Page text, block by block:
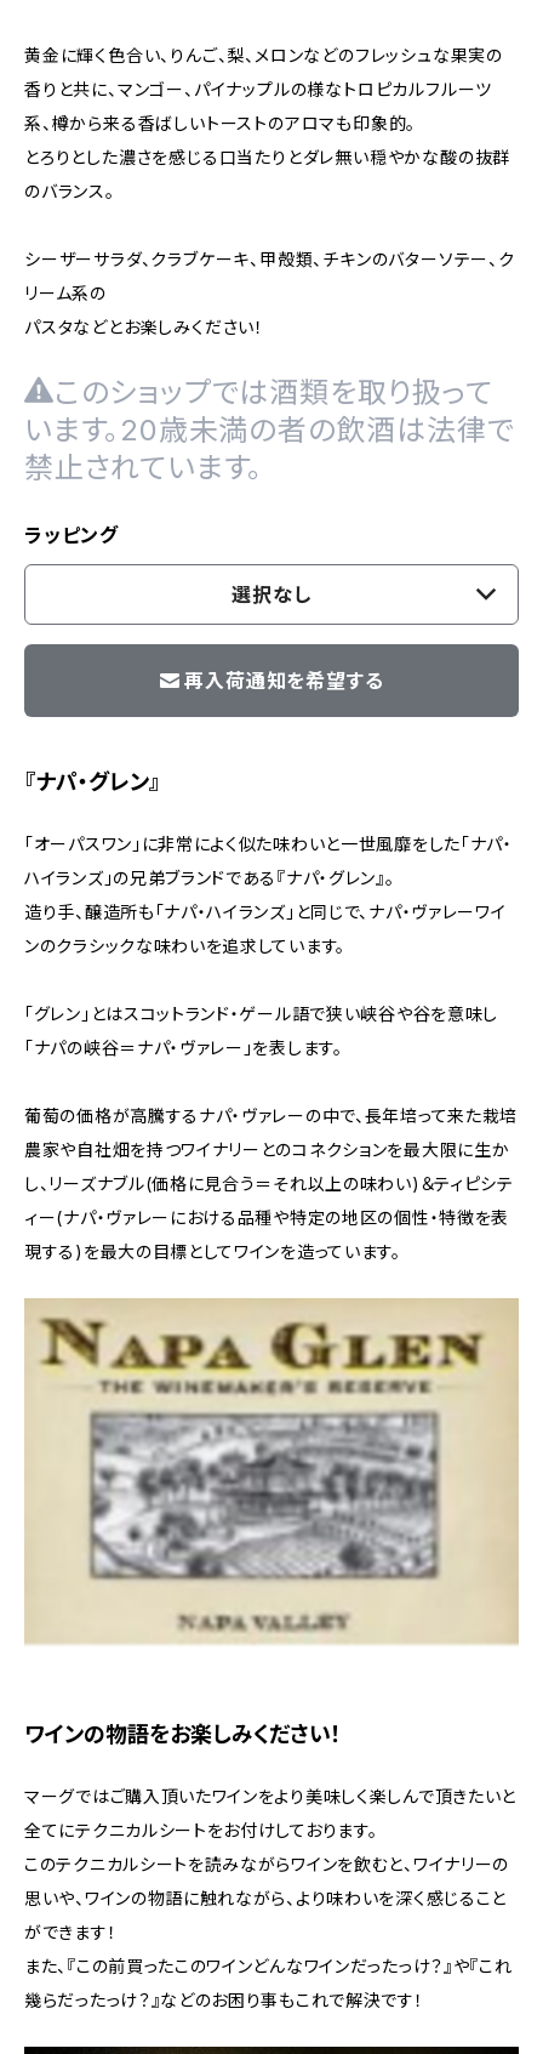
黄金に輝く色合い、りんご、梨、メロンなどのフレッシュな果実の
香りと共に、マンゴー、パイナップルの様なトロピカルフルーツ
系、樽から来る香ばしいトーストのアロマも印象的。
とろりとした濃さを感じる口当たりとダレ無い穏やかな酸の抜群
のバランス。
シーザーサラダ、クラブケーキ、甲殻類、チキンのバターソテー、ク
リーム系の
パスタなどとお楽しみください！
このショップでは酒類を取り扱って
います。20歳未満の者の飲酒は法律で
禁止されています。
ラッピング
選択なし
再入荷通知を希望する
『ナパ・グレン』
「オーパスワン」に非常によく似た味わいと一世風靡をした「ナパ・
ハイランズ」の兄弟ブランドである『ナパ・グレン』。
造り手、醸造所も「ナパ・ハイランズ」と同じで、ナパ・ヴァレーワイ
ンのクラシックな味わいを追求しています。
「グレン」とはスコットランド・ゲール語で狭い峡谷や谷を意味し
「ナパの峡谷＝ナパ・ヴァレー」を表します。
葡萄の価格が高騰するナパ・ヴァレーの中で、長年培って来た栽培
農家や自社畑を持つワイナリーとのコネクションを最大限に生か
し、リーズナブル(価格に見合う＝それ以上の味わい)＆ティピシテ
ィー(ナパ・ヴァレーにおける品種や特定の地区の個性・特徴を表
現する)を最大の目標としてワインを造っています。
ワインの物語をお楽しみください！
マーグではご購入頂いたワインをより美味しく楽しんで頂きたいと
全てにテクニカルシートをお付けしております。
このテクニカルシートを読みながらワインを飲むと、ワイナリーの
思いや、ワインの物語に触れながら、より味わいを深く感じること
ができます！
また、『この前買ったこのワインどんなワインだったっけ？』や『これ
幾らだったっけ？』などのお困り事もこれで解決です！